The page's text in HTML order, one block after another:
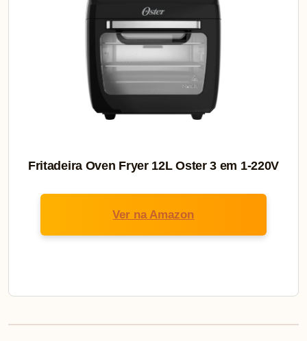
Fritadeira Oven Fryer 12L Oster 3 em 1-220V
Ver na Amazon